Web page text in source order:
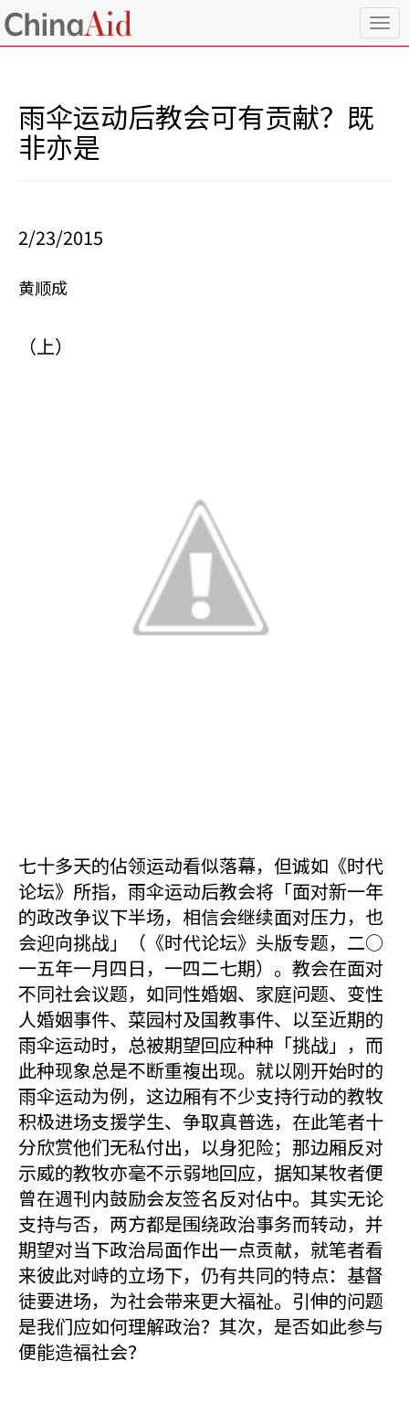
T
o
雨伞运动后教会可有贡献？既
非亦是
2/23/2015
黄顺成
（上）
七十多天的佔领运动看似落幕，但诚如《时代
论坛》所指，雨伞运动后教会将「面对新一年
的政改争议下半场，相信会继续面对压力，也
会迎向挑战」（《时代论坛》头版专题，二○
一五年一月四日，一四二七期）。教会在面对
不同社会议题，如同性婚姻、家庭问题、变性
人婚姻事件、菜园村及国教事件、以至近期的
雨伞运动时，总被期望回应种种「挑战」，而
此种现象总是不断重複出现。就以刚开始时的
雨伞运动为例，这边厢有不少支持行动的教牧
积极进场支援学生、争取真普选，在此笔者十
分欣赏他们无私付出，以身犯险；那边厢反对
示威的教牧亦毫不示弱地回应，据知某牧者便
曾在週刊内鼓励会友签名反对佔中。其实无论
支持与否，两方都是围绕政治事务而转动，并
期望对当下政治局面作出一点贡献，就笔者看
来彼此对峙的立场下，仍有共同的特点：基督
徒要进场，为社会带来更大福祉。引伸的问题
是我们应如何理解政治？其次，是否如此参与
便能造福社会？